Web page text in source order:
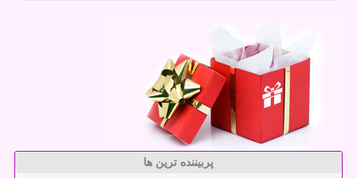
پربیننده ترین ها